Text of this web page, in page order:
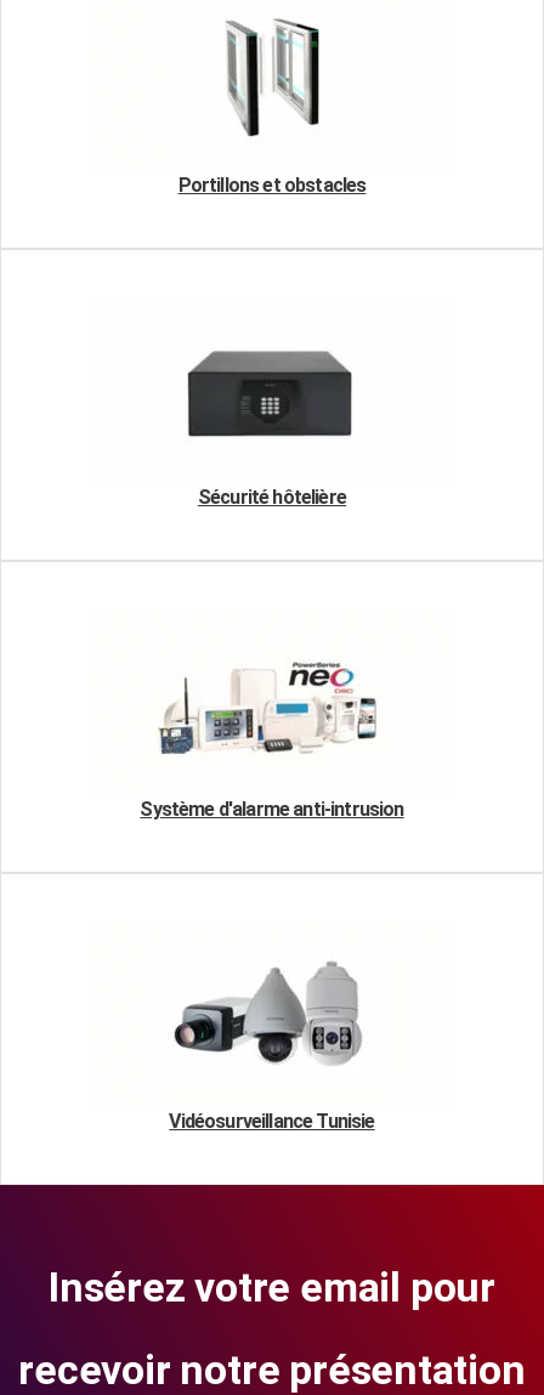
Portillons et obstacles
Sécurité hôtelière
Système d'alarme anti-intrusion
Vidéosurveillance Tunisie
Insérez votre email pour
recevoir notre présentation